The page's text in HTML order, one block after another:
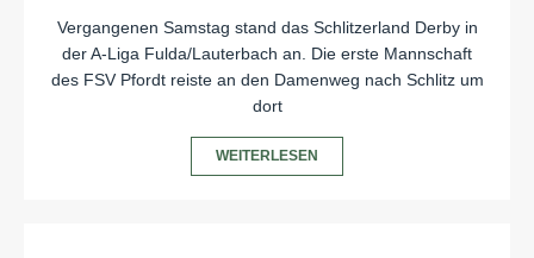
Vergangenen Samstag stand das Schlitzerland Derby in
der A-Liga Fulda/Lauterbach an. Die erste Mannschaft
des FSV Pfordt reiste an den Damenweg nach Schlitz um
dort
WEITERLESEN